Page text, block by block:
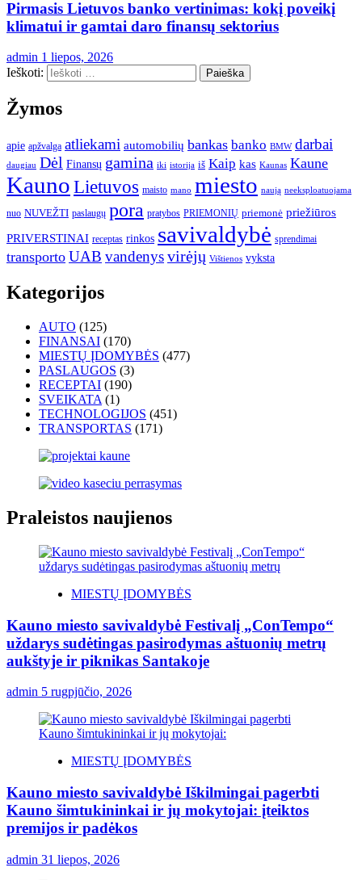
Pirmasis Lietuvos banko vertinimas: kokį poveikį
klimatui ir gamtai daro finansų sektorius
admin 1 liepos, 2026
Ieškoti:
Žymos
apie apžvalga atliekami automobilių bankas banko BMW darbai
daugiau Dėl Finansų gamina iki istorija iš Kaip kas Kaunas Kaune
KaunoLietuvos maisto mano miesto naują neeksploatuojama
nuo NUVEŽTI paslaugų pora pratybos PRIEMONIŲ priemonė priežiūros
PRIVERSTINAI receptas rinkos savivaldybė sprendimai
transporto UAB vandenysvirėjų Vištienos vyksta
Kategorijos
AUTO (125)
FINANSAI (170)
MIESTŲ ĮDOMYBĖS (477)
PASLAUGOS (3)
RECEPTAI (190)
SVEIKATA (1)
TECHNOLOGIJOS (451)
TRANSPORTAS (171)
Praleistos naujienos
MIESTŲ ĮDOMYBĖS
Kauno miesto savivaldybė Festivalį „ConTempo“
uždarys sudėtingas pasirodymas aštuonių metrų
aukštyje ir piknikas Santakoje
admin 5 rugpjūčio, 2026
MIESTŲ ĮDOMYBĖS
Kauno miesto savivaldybė Iškilmingai pagerbti
Kauno šimtukininkai ir jų mokytojai: įteiktos
premijos ir padėkos
admin 31 liepos, 2026